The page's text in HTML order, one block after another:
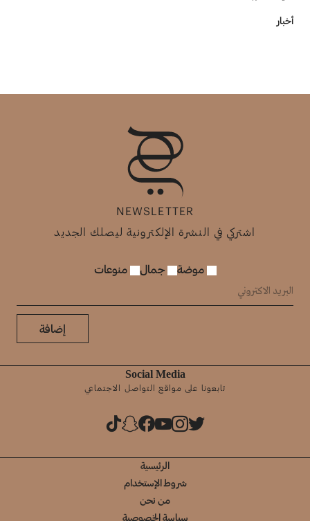
أخبار
NEWSLETTER
اشتركي في النشرة الإلكترونية ليصلك الجديد
موضة جمال منوعات
إضافة
Social Media
تابعونا على مواقع التواصل الاجتماعي
الرئيسية
شروط الإستخدام
من نحن
سياسة الخصوصية